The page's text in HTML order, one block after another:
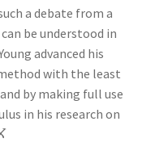
ク・ホーキング、他
a debate from a
be understood in
advanced his
with the least
by making full use
in his research on